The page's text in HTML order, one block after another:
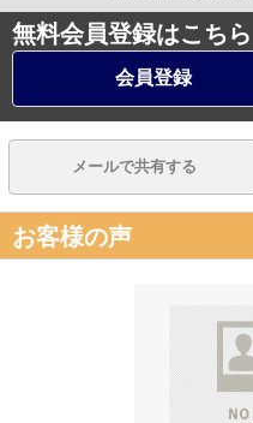
無料会員登録はこちら
会員登録
メールで共有する
お客様の声